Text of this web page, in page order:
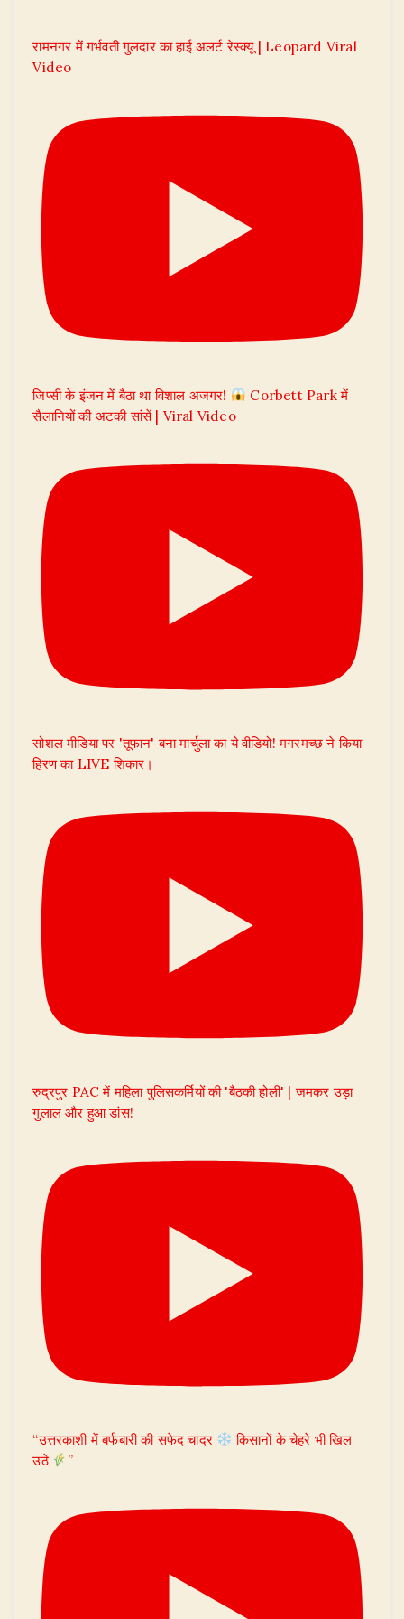
रामनगर में गर्भवती गुलदार का हाई अलर्ट रेस्क्यू | Leopard Viral
Video
जिप्सी के इंजन में बैठा था विशाल अजगर!
Corbett Park में
सैलानियों की अटकी सांसें | Viral Video
सोशल मीडिया पर 'तूफान' बना मार्चुला का ये वीडियो! मगरमच्छ ने किया
हिरण का LIVE शिकार।
रुद्रपुर PAC में महिला पुलिसकर्मियों की 'बैठकी होली' | जमकर उड़ा
गुलाल और हुआ डांस!
“उत्तरकाशी में बर्फबारी की सफेद चादर
किसानों के चेहरे भी खिल
उठे
”